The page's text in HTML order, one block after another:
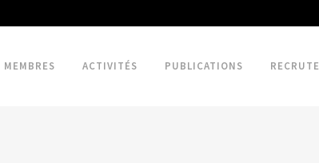
MEMBRES ACTIVITÉS PUBLICATIONS